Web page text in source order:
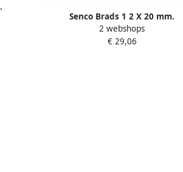
Senco Brads 1 2 X 20 mm.
gegalvaniseerd AY11EAAP
2 webshops
€ 29,06